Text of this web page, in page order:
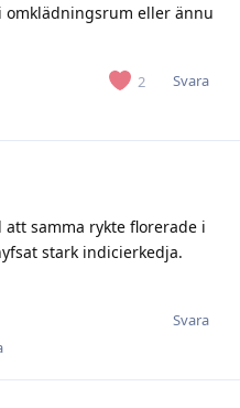
eller ännu
2 Svara
att samma rykte florerade i
stark indicierkedja.
Svara